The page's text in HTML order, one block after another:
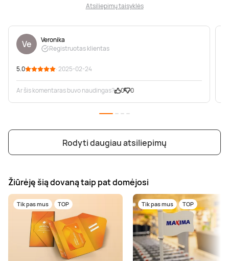
Atsiliepimų taisyklės
Ve
Veronika
Registruotas klientas
5.0 · 2025-02-24
Ar šis komentaras buvo naudingas? 0 0
Rodyti daugiau atsiliepimų
Žiūrėję šią dovaną taip pat domėjosi
Tik pas mus TOP Tik pas mus TOP